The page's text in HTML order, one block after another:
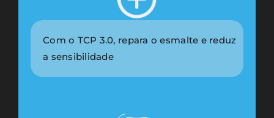
Com o TCP 3.0, repara o esmalte e reduz
a sensibilidade